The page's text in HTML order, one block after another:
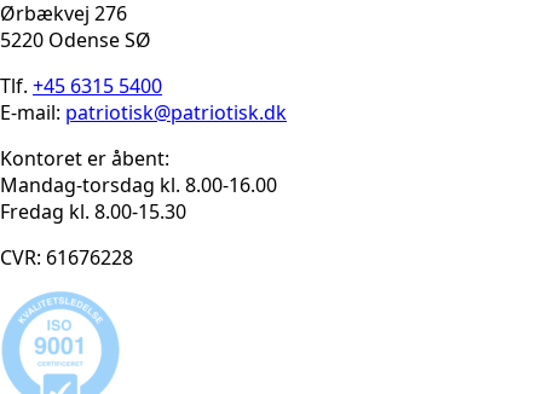
Ørbækvej 276
5220 Odense SØ
Tlf. +45 6315 5400
E-mail: patriotisk@patriotisk.dk
Kontoret er åbent:
Mandag-torsdag kl. 8.00-16.00
Fredag kl. 8.00-15.30
CVR: 61676228